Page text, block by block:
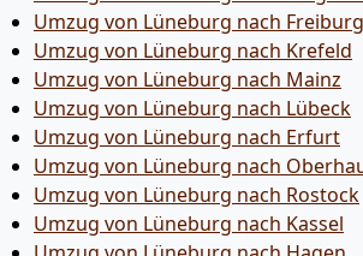
Umzug von Lüneburg nach
Umzug von Lüneburg nach Krefeld
Umzug von Lüneburg nach Mainz
Umzug von Lüneburg nach Lübeck
Umzug von Lüneburg nach Erfurt
Umzug von Lüneburg nach
Umzug von Lüneburg nach Rostock
Umzug von Lüneburg nach Kassel